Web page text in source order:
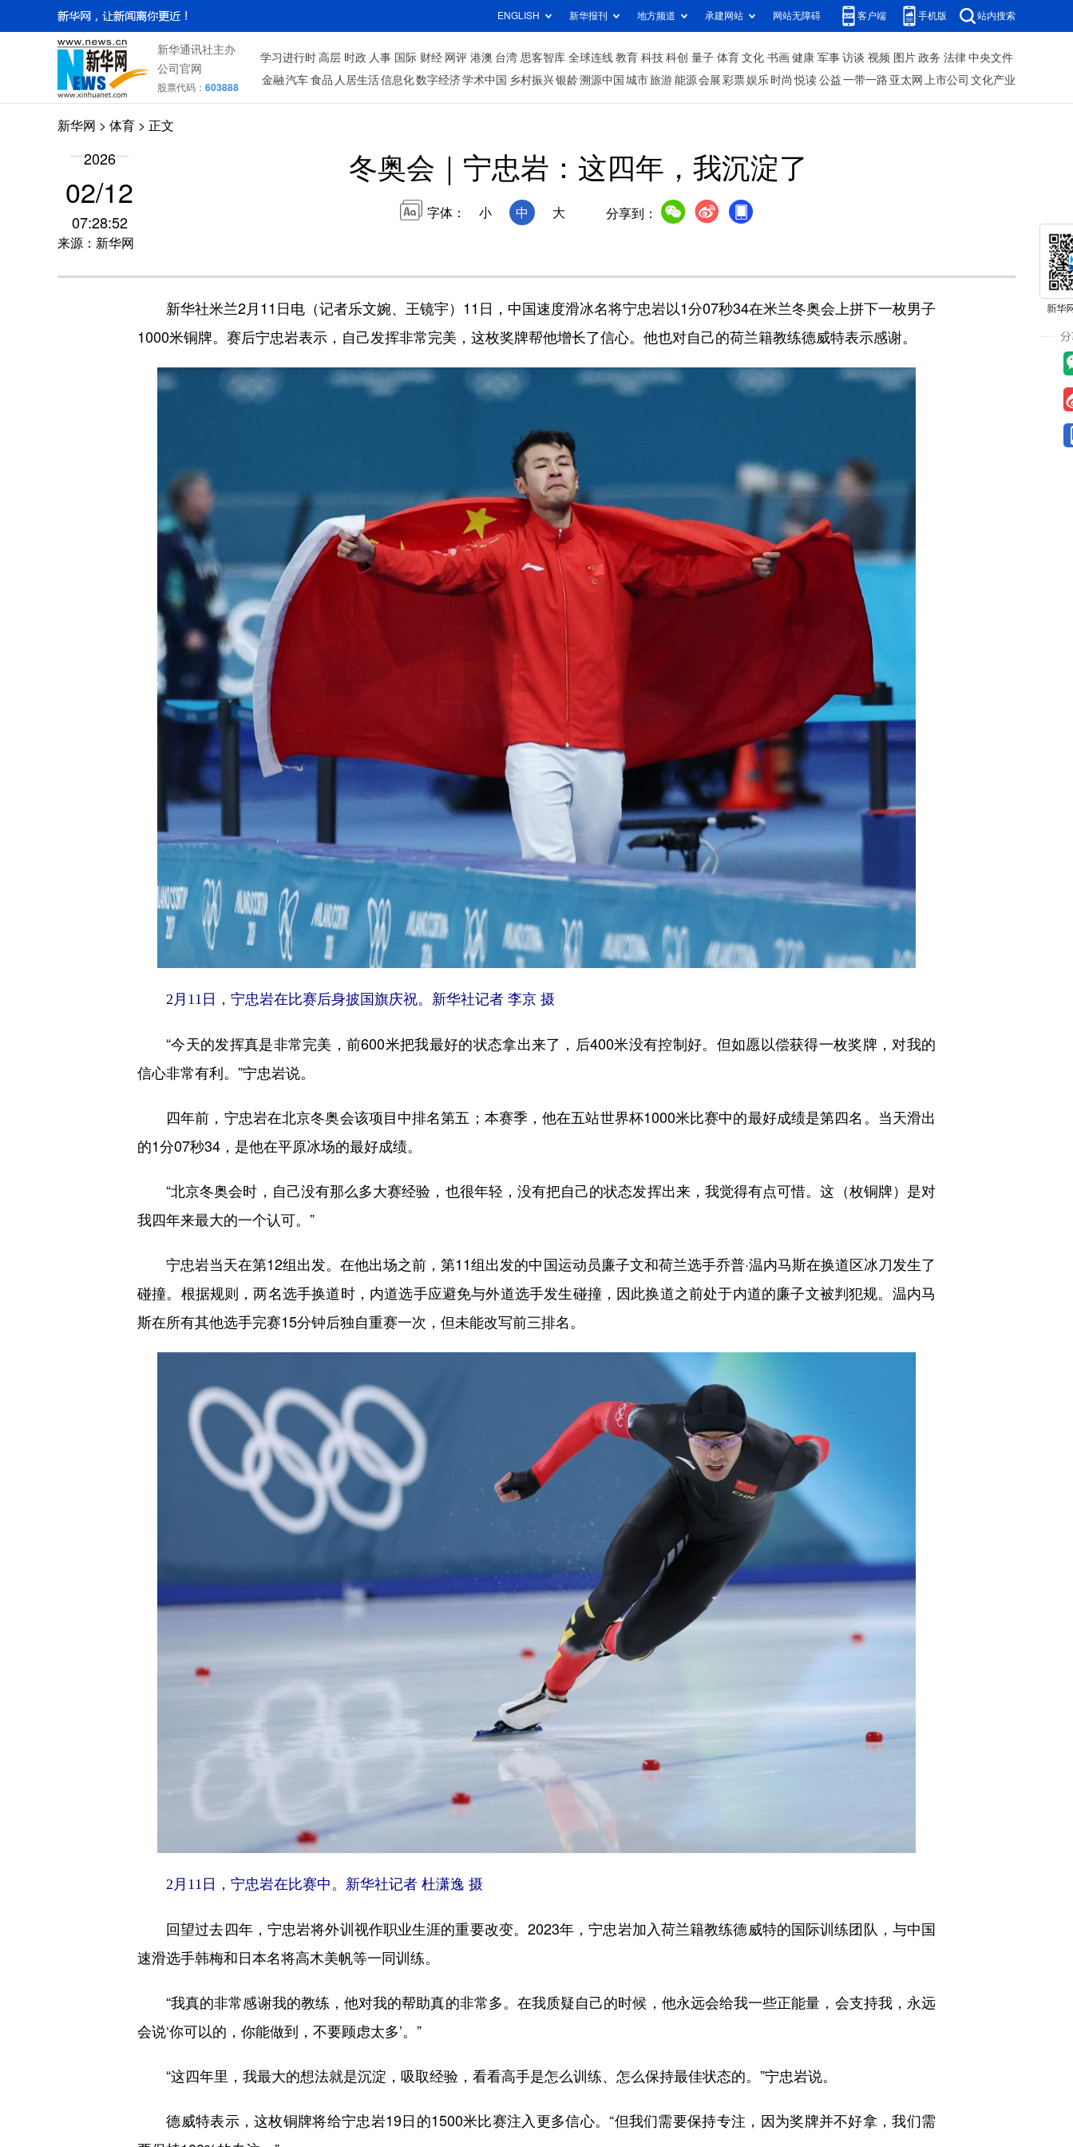
ENGLISH 新华报刊 地方频道 承建网站 网站无障碍 客户端 手机版 站内搜索
新华通讯社主办
公司官网
股票代码： 603888
学习进行时 高层 时政 人事 国际 财经 网评 港澳 台湾 思客智库 全球连线 教育 科技 科创 量子 体育 文化 书画 健康 军事 访谈 视频 图片 政务 法律 中央文件
金融 汽车 食品 人居生活信息化数字经济学术中国 乡村振兴银龄溯源中国 城市旅游 能源 会展 彩票娱乐 时尚 悦读 公益 一带一路 亚太网 上市公司 文化产业
新华网 > 体育 > 正文
2026
02/12
07:28:52
来源：新华网
冬奥会｜宁忠岩：这四年，我沉淀了
字体： 小 中 大 分享到：
新华社米兰2月11日电（记者乐文婉、王镜宇）11日，中国速度滑冰名将宁忠岩以1分07秒34在米兰冬奥会上拼下一枚男子
1000米铜牌。赛后宁忠岩表示，自己发挥非常完美，这枚奖牌帮他增长了信心。他也对自己的荷兰籍教练德威特表示感谢。
2月11日，宁忠岩在比赛后身披国旗庆祝。新华社记者 李京 摄
“今天的发挥真是非常完美，前600米把我最好的状态拿出来了，后400米没有控制好。但如愿以偿获得一枚奖牌，对我的
信心非常有利。”宁忠岩说。
四年前，宁忠岩在北京冬奥会该项目中排名第五；本赛季，他在五站世界杯1000米比赛中的最好成绩是第四名。当天滑出
的1分07秒34，是他在平原冰场的最好成绩。
“北京冬奥会时，自己没有那么多大赛经验，也很年轻，没有把自己的状态发挥出来，我觉得有点可惜。这（枚铜牌）是对
我四年来最大的一个认可。”
宁忠岩当天在第12组出发。在他出场之前，第11组出发的中国运动员廉子文和荷兰选手乔普·温内马斯在换道区冰刀发生了
碰撞。根据规则，两名选手换道时，内道选手应避免与外道选手发生碰撞，因此换道之前处于内道的廉子文被判犯规。温内马
斯在所有其他选手完赛15分钟后独自重赛一次，但未能改写前三排名。
2月11日，宁忠岩在比赛中。新华社记者 杜潇逸 摄
回望过去四年，宁忠岩将外训视作职业生涯的重要改变。2023年，宁忠岩加入荷兰籍教练德威特的国际训练团队，与中国
速滑选手韩梅和日本名将高木美帆等一同训练。
“我真的非常感谢我的教练，他对我的帮助真的非常多。在我质疑自己的时候，他永远会给我一些正能量，会支持我，永远
会说‘你可以的，你能做到，不要顾虑太多’。”
“这四年里，我最大的想法就是沉淀，吸取经验，看看高手是怎么训练、怎么保持最佳状态的。”宁忠岩说。
德威特表示，这枚铜牌将给宁忠岩19日的1500米比赛注入更多信心。“但我们需要保持专注，因为奖牌并不好拿，我们需